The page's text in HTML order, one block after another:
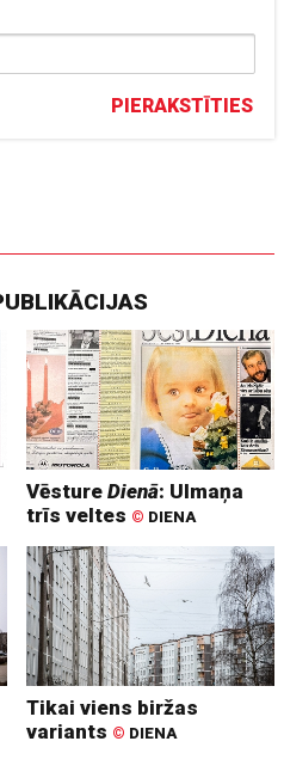
PIERAKSTĪTIES
VēstureDienā: Ulmaņa
trīs veltes © DIENA
Tikai viens biržas
variants © DIENA